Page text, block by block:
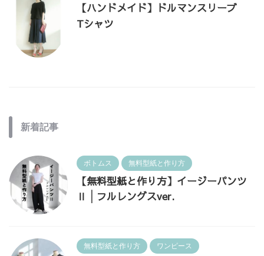
【ハンドメイド】ドルマンスリーブ
Tシャツ
新着記事
ボトムス 無料型紙と作り方
【無料型紙と作り方】イージーパンツ
Ⅱ│フルレングスver.
無料型紙と作り方 ワンピース